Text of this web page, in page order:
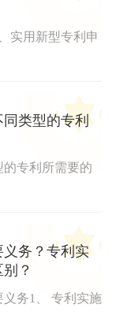
实用新型专利申
类型的专利
专利所需要的
务？专利实
？
务1、 专利实施